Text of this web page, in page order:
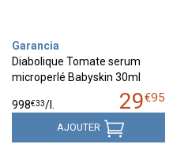
Garancia
Diabolique Tomate serum
microperlé Babyskin 30ml
29€95
998€33/
AJOUTER